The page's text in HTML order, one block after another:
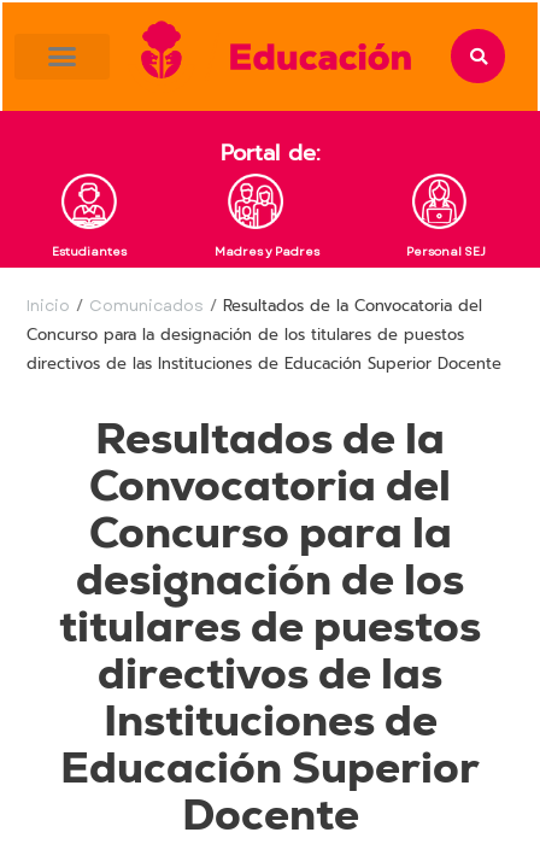
Portal de:
Estudiantes Madres y Padres Personal SEJ
Inicio / Comunicados / Resultados de la Convocatoria del
Concurso para la designación de los titulares de puestos
directivos de las Instituciones de Educación Superior Docente
Resultados de la
Convocatoria del
Concurso para la
designación de los
titulares de puestos
directivos de las
Instituciones de
Educación Superior
Docente